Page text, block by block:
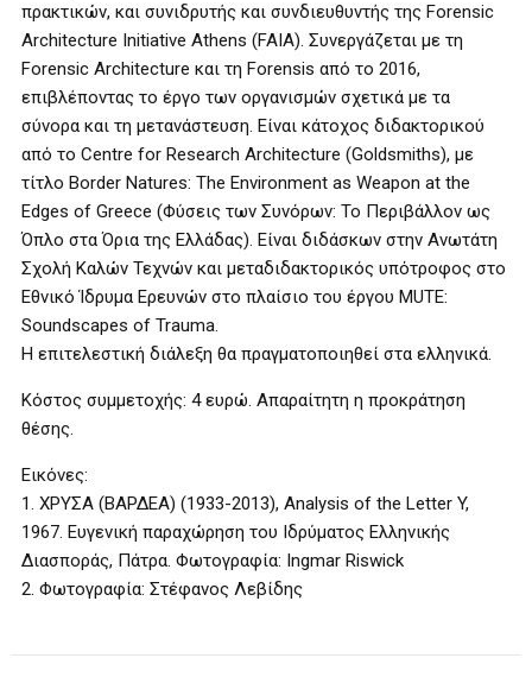
πρακτικών, και συνιδρυτής και συνδιευθυντής της Forensic
Architecture Initiative Athens (FAIA). Συνεργάζεται με τη
Forensic Architecture και τη Forensis από το 2016,
επιβλέποντας το έργο των οργανισμών σχετικά με τα
σύνορα και τη μετανάστευση. Είναι κάτοχος διδακτορικού
από το Centre for Research Architecture (Goldsmiths), με
τίτλο Border Natures: The Environment as Weapon at the
Edges of Greece (Φύσεις των Συνόρων: Το Περιβάλλον ως
Όπλο στα Όρια της Ελλάδας). Είναι διδάσκων στην Ανωτάτη
Σχολή Καλών Τεχνών και μεταδιδακτορικός υπότροφος στο
Εθνικό Ίδρυμα Ερευνών στο πλαίσιο του έργου MUTE:
Soundscapes of Trauma.
Η επιτελεστική διάλεξη θα πραγματοποιηθεί στα ελληνικά.
Κόστος συμμετοχής: 4 ευρώ. Απαραίτητη η προκράτηση
θέσης.
Εικόνες:
1. ΧΡΥΣΑ (ΒΑΡΔΕΑ) (1933-2013), Analysis of the Letter Y,
1967. Ευγενική παραχώρηση του Ιδρύματος Ελληνικής
Διασποράς, Πάτρα. Φωτογραφία: Ingmar Riswick
2. Φωτογραφία: Στέφανος Λεβίδης